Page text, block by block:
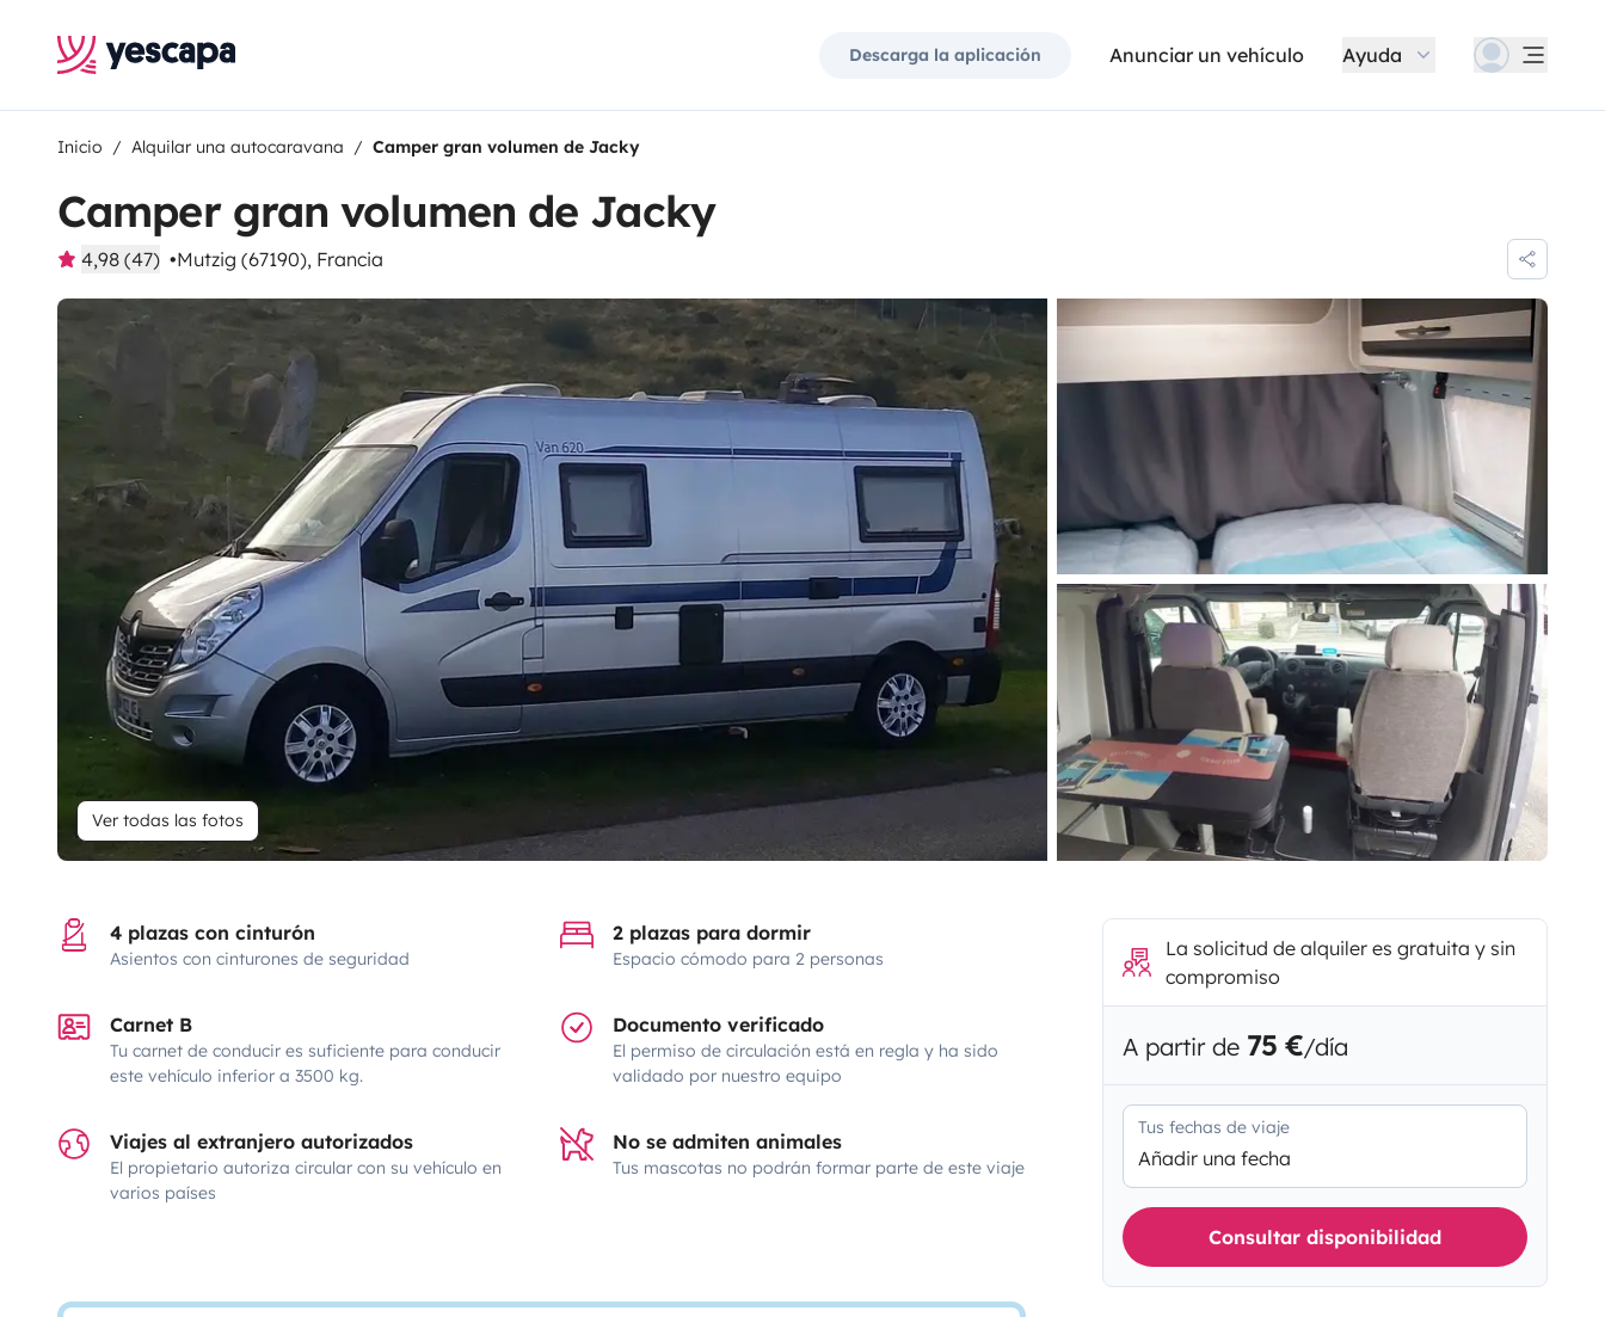
Descarga la aplicación Anunciar un vehículo Ayuda
Inicio Alquilar una autocaravana Camper gran volumen de Jacky
Camper gran volumen de Jacky
4,98 (47) Mutzig (67190), Francia
Ver todas las fotos
4 plazas con cinturón
Asientos con cinturones de seguridad
2 plazas para dormir
Espacio cómodo para 2 personas
Carnet B
Tu carnet de conducir es suficiente para conducir
este vehículo inferior a 3500 kg.
Documento verificado
El permiso de circulación está en regla y ha sido
validado por nuestro equipo
Viajes al extranjero autorizados
El propietario autoriza circular con su vehículo en
varios países
No se admiten animales
Tus mascotas no podrán formar parte de este viaje
La solicitud de alquiler es gratuita y sin
compromiso
A partir de 75 €/día
Tus fechas de viaje
Añadir una fecha
Consultar disponibilidad